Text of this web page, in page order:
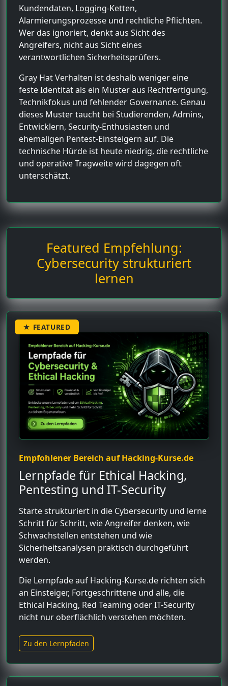
Kundendaten, Logging-Ketten,
Alarmierungsprozesse und rechtliche Pflichten.
Wer das ignoriert, denkt aus Sicht des
Angreifers, nicht aus Sicht eines
verantwortlichen Sicherheitsprüfers.
Gray Hat Verhalten ist deshalb weniger eine
feste Identität als ein Muster aus Rechtfertigung,
Technikfokus und fehlender Governance. Genau
dieses Muster taucht bei Studierenden, Admins,
Entwicklern, Security-Enthusiasten und
ehemaligen Pentest-Einsteigern auf. Die
technische Hürde ist heute niedrig, die rechtliche
und operative Tragweite wird dagegen oft
unterschätzt.
Featured Empfehlung:
Cybersecurity strukturiert
lernen
★ FEATURED
Empfohlener Bereich auf Hacking-Kurse.de
Lernpfade für Ethical Hacking,
Pentesting und IT-Security
Starte strukturiert in die Cybersecurity und lerne
Schritt für Schritt, wie Angreifer denken, wie
Schwachstellen entstehen und wie
Sicherheitsanalysen praktisch durchgeführt
werden.
Die Lernpfade auf Hacking-Kurse.de richten sich
an Einsteiger, Fortgeschrittene und alle, die
Ethical Hacking, Red Teaming oder IT-Security
nicht nur oberflächlich verstehen möchten.
Zu den Lernpfaden